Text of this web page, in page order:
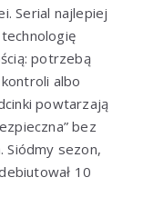
Serial najlepiej
potrzebą
albo
powtarzają
bez
Siódmy sezon,
10